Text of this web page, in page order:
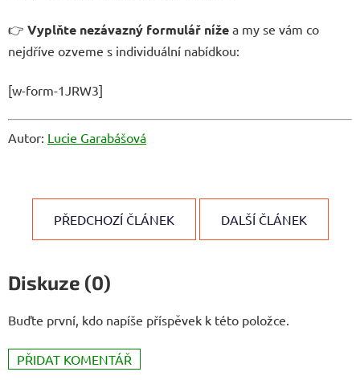
👉 Vyplňte nezávazný formulář níže a my se vám co
nejdříve ozveme s individuální nabídkou:
[w-form-1JRW3]
Autor: Lucie Garabášová
PŘEDCHOZÍ ČLÁNEK DALŠÍ ČLÁNEK
Diskuze (0)
Buďte první, kdo napíše příspěvek k této položce.
PŘIDAT KOMENTÁŘ